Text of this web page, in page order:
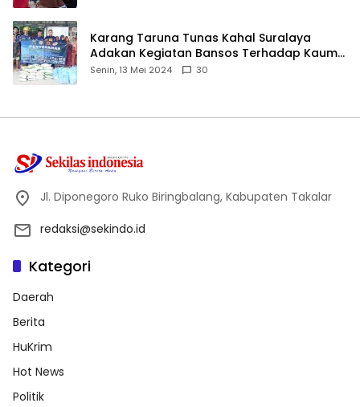
Karang Taruna Tunas Kahal Suralaya
Adakan Kegiatan Bansos Terhadap Kaum
Dhuafa dan Anak Yatim-Piatu
Senin, 13 Mei 2024 30
Jl. Diponegoro Ruko Biringbalang, Kabupaten Takalar
redaksi@sekindo.id
Kategori
Daerah
Berita
HuKrim
Hot News
Politik